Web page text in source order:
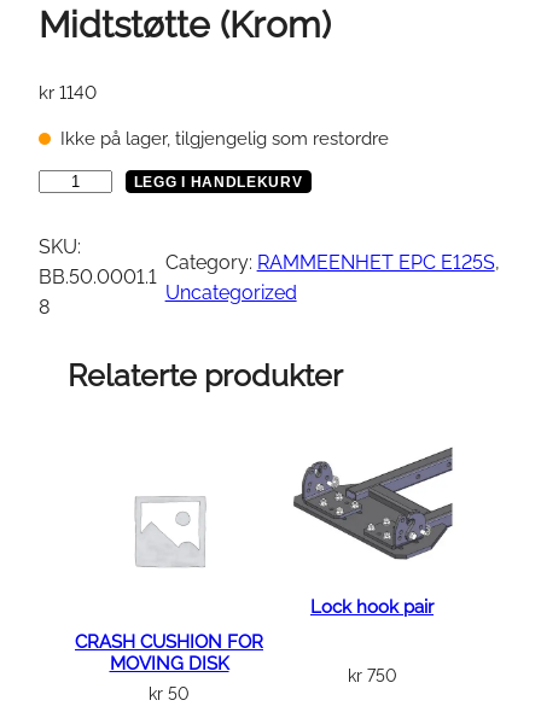
Midtstøtte (Krom)
kr 1140
Ikke på lager, tilgjengelig som restordre
d
t
s
LEGG I HANDLEKURV
SKU:
BB.50.0001.1
8
Category: RAMMEENHET EPC E125S
Uncategorized
Relaterte produkter
CRASH CUSHION FOR
MOVING DISK
kr 50
Lock hook pair
kr750